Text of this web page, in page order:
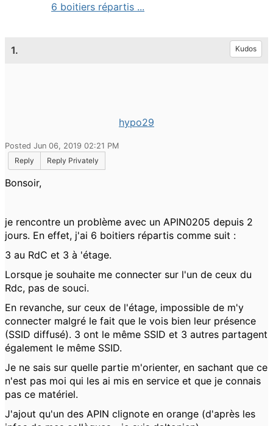
6 boitiers répartis ...
1. Kudos
hypo29
Posted Jun 06, 2019 02:21 PM
Reply
Reply Privately
Bonsoir,
je rencontre un problème avec un APIN0205 depuis 2
jours. En effet, j'ai 6 boitiers répartis comme suit :
3 au RdC et 3 à 'étage.
Lorsque je souhaite me connecter sur l'un de ceux du
Rdc, pas de souci.
En revanche, sur ceux de l'étage, impossible de m'y
connecter malgré le fait que le vois bien leur présence
(SSID diffusé). 3 ont le même SSID et 3 autres partagent
également le même SSID.
Je ne sais sur quelle partie m'orienter, en sachant que ce
n'est pas moi qui les ai mis en service et que je connais
pas ce matériel.
J'ajout qu'un des APIN clignote en orange (d'après les